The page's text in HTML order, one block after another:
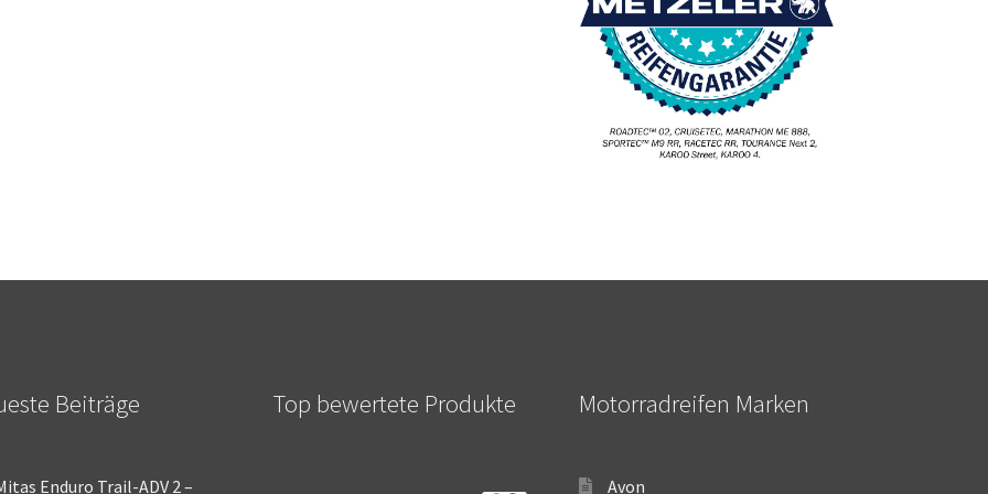
Beiträge
Enduro Trail-ADV 2 –
Top bewertete Produkte Motorradreifen Marken
Avon